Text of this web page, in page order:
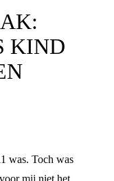
KIND
was. Toch was
mij niet het